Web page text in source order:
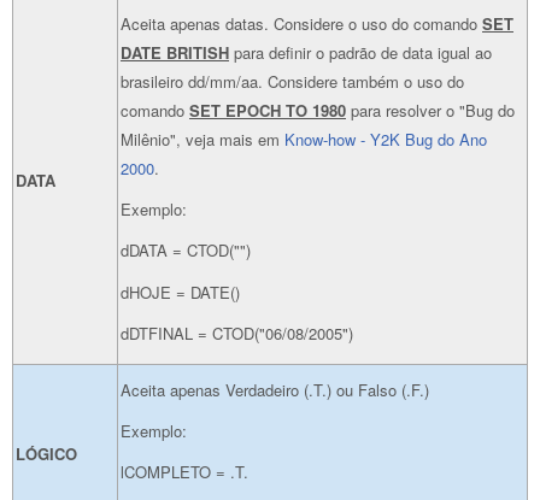
DATA
Aceita apenas datas. Considere o uso do comando SET
DATE BRITISH para definir o padrão de data igual ao
brasileiro dd/mm/aa. Considere também o uso do
comando SET EPOCH TO 1980 para resolver o "Bug do
Milênio", veja mais em Know-how - Y2K Bug do Ano
2000.
Exemplo:
dDATA = CTOD("")
dHOJE = DATE()
dDTFINAL = CTOD("06/08/2005")
LÓGICO
Aceita apenas Verdadeiro (.T.) ou Falso (.F.)
Exemplo:
lCOMPLETO = .T.